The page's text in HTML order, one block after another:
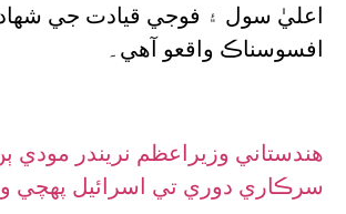
اعليٰ سول ۽ فوجي قيادت جي
افسوسناڪ واقعو آهي۔
هندستاني وزيراعظم نريندر مودي
سرڪاري دوري تي اسرائيل پهچي